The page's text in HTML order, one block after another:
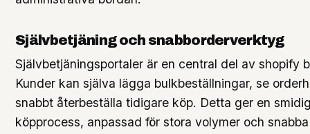
Självbetjäning och snabborderverktyg
Självbetjäningsportaler är en central del av shopify
Kunder kan själva lägga bulkbeställningar, se
snabbt återbeställa tidigare köp. Detta ger en
köpprocess, anpassad för stora volymer och